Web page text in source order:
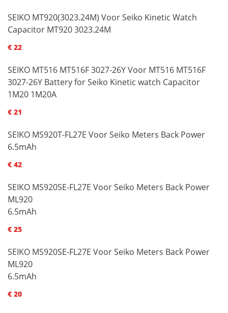
SEIKO MT920(3023.24M) Voor Seiko Kinetic Watch
Capacitor MT920 3023.24M
€ 22
SEIKO MT516 MT516F 3027-26Y Voor MT516 MT516F
3027-26Y Battery for Seiko Kinetic watch Capacitor
1M20 1M20A
€ 21
SEIKO MS920T-FL27E Voor Seiko Meters Back Power
6.5mAh
€ 42
SEIKO MS920SE-FL27E Voor Seiko Meters Back Power
ML920
6.5mAh
€ 25
SEIKO MS920SE-FL27E Voor Seiko Meters Back Power
ML920
6.5mAh
€ 20